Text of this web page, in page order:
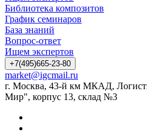
Библиотека композитов
График семинаров
База знаний
Вопрос-ответ
Ищем экспертов
+7(495)665-23-80
market@igcmail.ru
г. Москва, 43-й км МКАД,
Мир", корпус 13, склад №3